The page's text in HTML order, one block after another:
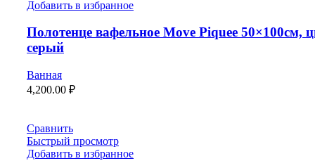
Добавить в избранное
Полотенце вафельное Move Piquee 50×100см,
серый
Ванная
4,200.00 ₽
Сравнить
Быстрый просмотр
Добавить в избранное